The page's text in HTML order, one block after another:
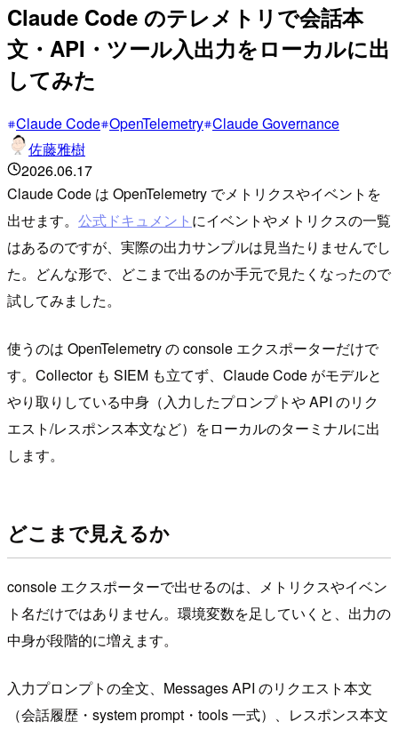
Claude Code のテレメトリで会話本
文・API・ツール入出力をローカルに出
してみた
Claude Code OpenTelemetry Claude Governance
佐藤雅樹
2026.06.17
Claude Code は OpenTelemetry でメトリクスやイベントを
出せます。 公式ドキュメント にイベントやメトリクスの一覧
はあるのですが、実際の出力サンプルは見当たりませんでし
た。どんな形で、どこまで出るのか手元で見たくなったので
試してみました。
使うのは OpenTelemetry の console エクスポーターだけで
す。Collector も SIEM も立てず、Claude Code がモデルと
やり取りしている中身（入力したプロンプトや API のリク
エスト/レスポンス本文など）をローカルのターミナルに出
します。
どこまで見えるか
console エクスポーターで出せるのは、メトリクスやイベン
ト名だけではありません。環境変数を足していくと、出力の
中身が段階的に増えます。
入力プロンプトの全文、Messages API のリクエスト本文
（会話履歴・system prompt・tools 一式）、レスポンス本文